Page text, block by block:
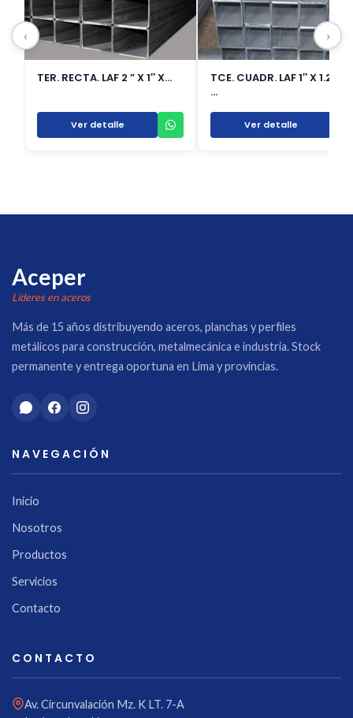
TER. RECTA. LAF 2 ” X 1″ X…
Ver detalle
TCE. CUADR. LAF 1″ X 1.2 X 6.
…
Ver detalle
‹ ›
Aceper
Líderes en aceros
Más de 15 años distribuyendo aceros, planchas y perfiles
metálicos para construcción, metalmecánica e industria. Stock
permanente y entrega oportuna en Lima y provincias.
NAVEGACIÓN
Inicio
Nosotros
Productos
Servicios
Contacto
CONTACTO
Av. Circunvalación Mz. K LT. 7-A